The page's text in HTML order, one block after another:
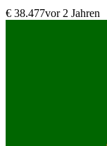
€ 38.477vor 2 Jahren